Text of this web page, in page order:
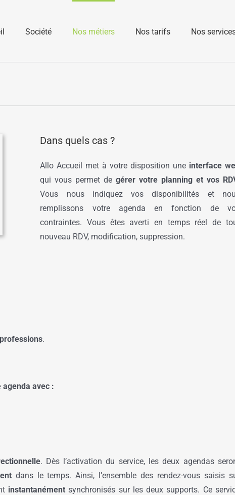
Société Nos métiers Nos tarifs Nos
Dans quels cas ?
Allo Accueil met à votre disposition une interface
qui vous permet degérer votre planning et vos
Vous nous indiquez vos disponibilités et
remplissons votre agenda en fonction de
contraintes. Vous êtes averti en temps réel de
nouveau RDV, modification, suppression.
.
avec :
. Dès l’activation du service, les deux agendas
dans le temps. Ainsi, l’ensemble des rendez-vous saisis
instantanément synchronisés sur les deux supports. Ce